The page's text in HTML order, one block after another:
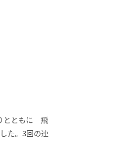
とともに 飛
た。3回の連